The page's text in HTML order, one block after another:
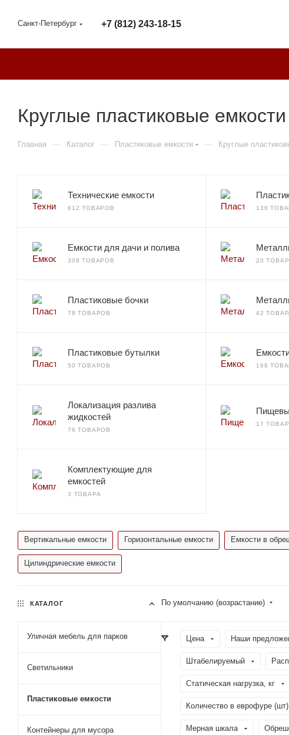
Санкт-Петербург +7 (812) 243-18-15
Круглые пластиковые
Главная — Каталог — Пластиковые емкости — Круглые
Технические емкости
612 ТОВАРОВ 136
Емкости для дачи и полива
308 ТОВАРОВ 20
Пластиковые бочки
78 ТОВАРОВ 42
Пластиковые бутылки
50 ТОВАРОВ 166
Локализация разлива
жидкостей
76 ТОВАРОВ
17
Комплектующие для
емкостей
3 ТОВАРА
Вертикальные емкости Горизонтальные емкости Емкости в
Цилиндрические емкости
По умолчанию (возрастание)
Цена Наши
Штабелируемый
Статическая нагрузка, кг
Количество в еврофуре (шт)
Мерная шкала
КАТАЛОГ
Уличная мебель для парков
Светильники
Пластиковые емкости
Контейнеры для мусора